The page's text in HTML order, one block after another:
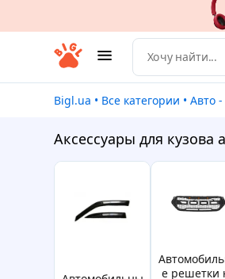
Bigl.ua • Все категории • Авто
Аксессуары для кузова
автомобильны
е решетки